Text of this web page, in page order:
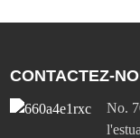
CONTACTEZ-
No.